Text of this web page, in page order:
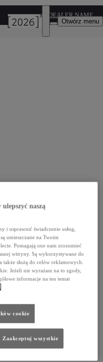
DEALER NAME
Otwórz menu
naszą
i usprawnić świadczenie usług,
umieszczane na Twoim
Pomagają one nam zrozumieć
witryny. Są wykorzystywane do
także służą do celów reklamowych.
Jeżeli nie wyrażasz na to zgody,
informacje na ten temat
cookie
Zaakceptuj wszystkie